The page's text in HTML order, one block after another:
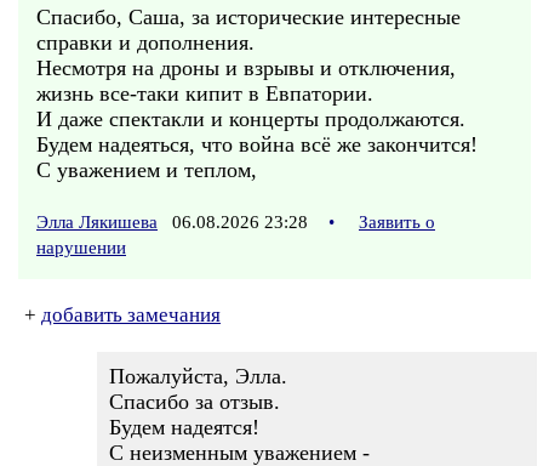
Спасибо, Саша, за исторические интересные
справки и дополнения.
Несмотря на дроны и взрывы и отключения,
жизнь все-таки кипит в Евпатории.
И даже спектакли и концерты продолжаются.
Будем надеяться, что война всё же закончится!
С уважением и теплом,
Элла Лякишева 06.08.2026 23:28 •
Заявить о
нарушении
+ добавить замечания
Пожалуйста, Элла.
Спасибо за отзыв.
Будем надеятся!
С неизменным уважением -